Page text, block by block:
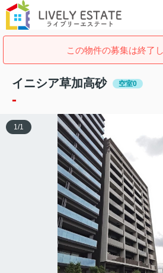
この物件の募集は終了し
イニシア草加高砂 空室0
-
1/1